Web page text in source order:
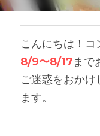
こんにちは！コ
8/9〜8/17まで
ご迷惑をおかけ
ます。